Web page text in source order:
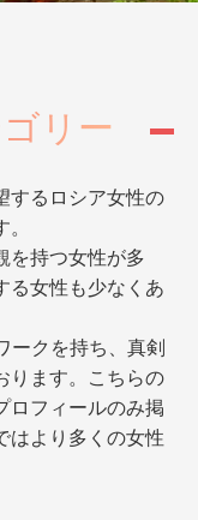
リー
するロシア女性の
を持つ女性が多
る女性も少なくあ
ークを持ち、真剣
ります。こちらの
ロフィールのみ掲
はより多くの女性